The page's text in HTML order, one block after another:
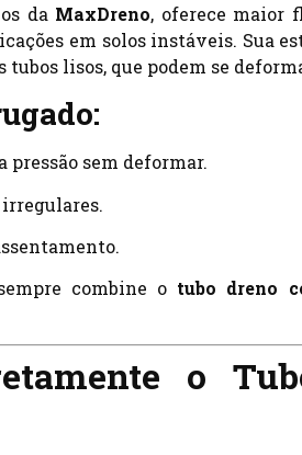
da MaxDreno, oferece maior
em solos instáveis. Sua
lisos, que podem se
pressão sem deformar.
combine o tubo dreno
o